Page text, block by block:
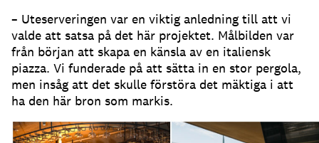
– Uteserveringen var en viktig anledning till att vi
valde att satsa på det här projektet. Målbilden var
från början att skapa en känsla av en italiensk
piazza. Vi funderade på att sätta in en stor pergola,
men insåg att det skulle förstöra det mäktiga i att
ha den här bron som markis.